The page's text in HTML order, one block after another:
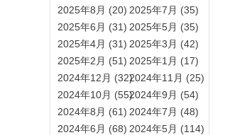
2025年8月 (20) 2025年7月 (35)
2025年6月 (31) 2025年5月 (35)
2025年4月 (31) 2025年3月 (42)
2025年2月 (51) 2025年1月 (17)
2024年12月 (32)2024年11月 (25)
2024年10月 (55)2024年9月 (54)
2024年8月 (61) 2024年7月 (48)
2024年6月 (68) 2024年5月 (114)